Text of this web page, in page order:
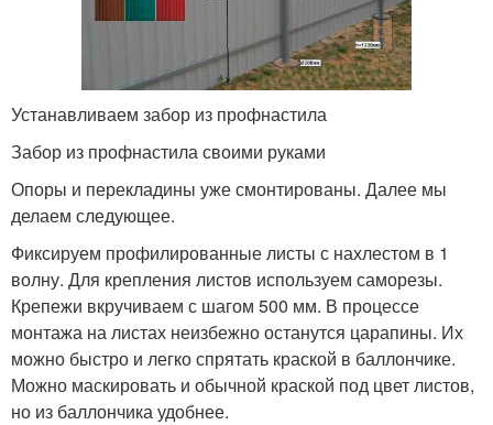
Устанавливаем забор из профнастила
Забор из профнастила своими руками
Опоры и перекладины уже смонтированы. Далее мы
делаем следующее.
Фиксируем профилированные листы с нахлестом в 1
волну. Для крепления листов используем саморезы.
Крепежи вкручиваем с шагом 500 мм. В процессе
монтажа на листах неизбежно останутся царапины. Их
можно быстро и легко спрятать краской в баллончике.
Можно маскировать и обычной краской под цвет листов,
но из баллончика удобнее.